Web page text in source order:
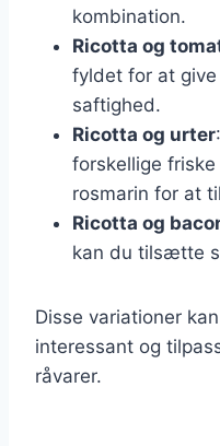
kombination.
Ricotta og
fyldet for at
saftighed.
Ricotta og urter
forskellige
rosmarin for at
Ricotta og
kan du tilsætte
Disse variationer
interessant og
råvarer.